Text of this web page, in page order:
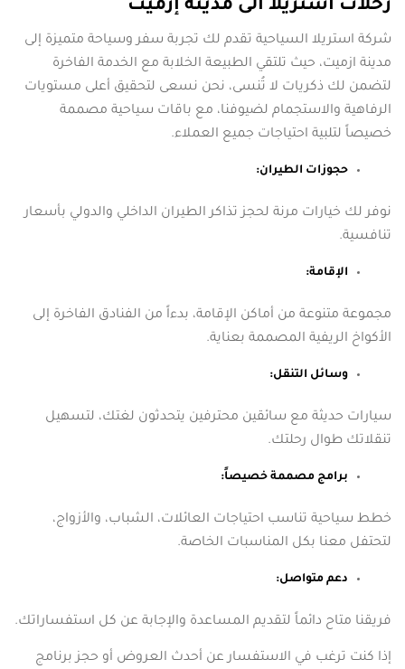
رحلات استريلا الى مدينة إزميت
شركة استريلا السياحية تقدم لك تجربة سفر وسياحة متميزة إلى
مدينة ازميت، حيث تلتقي الطبيعة الخلابة مع الخدمة الفاخرة
لتضمن لك ذكريات لا تُنسى، نحن نسعى لتحقيق أعلى مستويات
الرفاهية والاستجمام لضيوفنا، مع باقات سياحية مصممة
خصيصاً لتلبية احتياجات جميع العملاء.
حجوزات الطيران:
نوفر لك خيارات مرنة لحجز تذاكر الطيران الداخلي والدولي بأسعار
تنافسية.
الإقامة:
مجموعة متنوعة من أماكن الإقامة، بدءاً من الفنادق الفاخرة إلى
الأكواخ الريفية المصممة بعناية.
وسائل التنقل:
سيارات حديثة مع سائقين محترفين يتحدثون لغتك، لتسهيل
تنقلاتك طوال رحلتك.
برامج مصممة خصيصاً:
خطط سياحية تناسب احتياجات العائلات، الشباب، والأزواج،
لتحتفل معنا بكل المناسبات الخاصة.
دعم متواصل:
فريقنا متاح دائماً لتقديم المساعدة والإجابة عن كل استفساراتك.
إذا كنت ترغب في الاستفسار عن أحدث العروض أو حجز برنامج